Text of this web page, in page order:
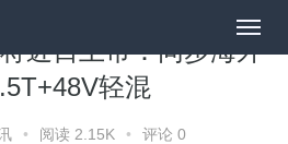
近日上市：同步海外
轻混
• 阅读 2.15K • 评论 0